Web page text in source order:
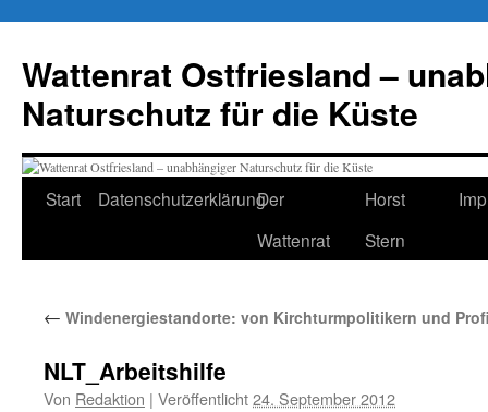
springen
Wattenrat Ostfriesland –
Naturschutz für die Küste
Start DatenschutzerklärungDer
Wattenrat
Horst
Stern
← Windenergiestandorte: von Kirchturmpolitikern und
NLT_Arbeitshilfe
Von Redaktion | Veröffentlicht24. September 2012